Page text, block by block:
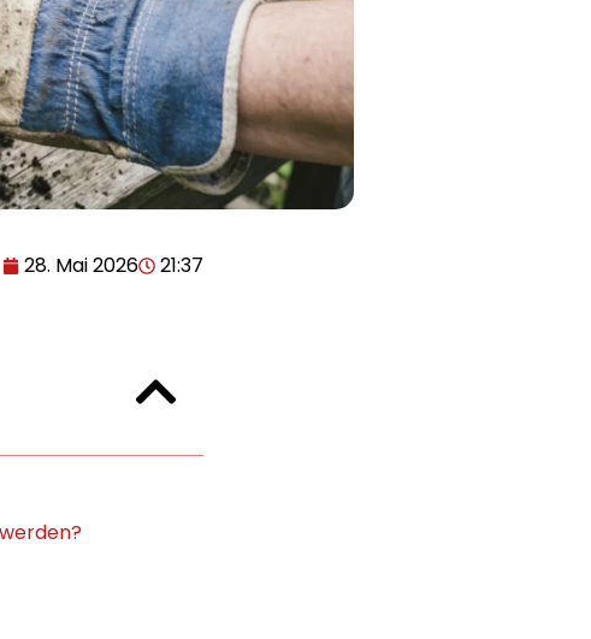
28. Mai 2026 21:37